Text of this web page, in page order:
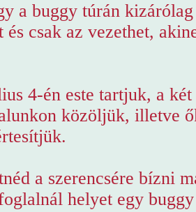
a buggy túrán
és csak az vezethet,
4-én este tartjuk, a két
közöljük, illetve
a szerencsére bízni
helyet egy